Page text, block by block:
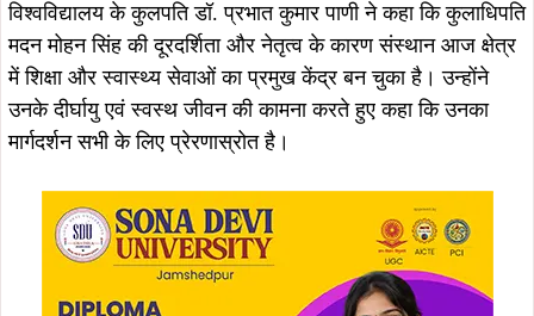
विश्वविद्यालय के कुलपति डॉ. प्रभात कुमार पाणी ने कहा कि कुलाधिपति
मदन मोहन सिंह की दूरदर्शिता और नेतृत्व के कारण संस्थान आज क्षेत्र
में शिक्षा और स्वास्थ्य सेवाओं का प्रमुख केंद्र बन चुका है। उन्होंने
उनके दीर्घायु एवं स्वस्थ जीवन की कामना करते हुए कहा कि उनका
मार्गदर्शन सभी के लिए प्रेरणास्रोत है।